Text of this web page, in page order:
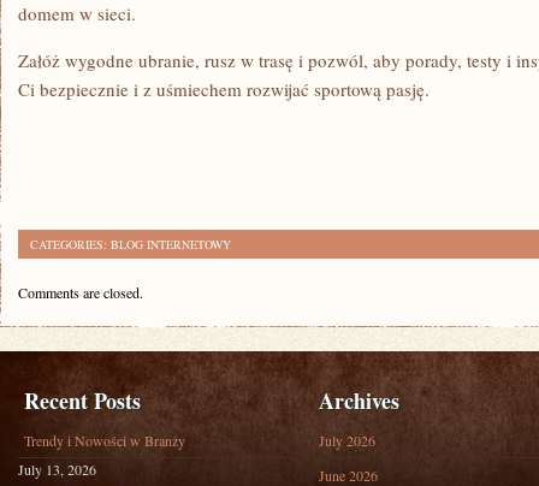
domem w sieci.
Załóż wygodne ubranie, rusz w trasę i pozwól, aby porady, testy i
Ci bezpiecznie i z uśmiechem rozwijać sportową pasję.
CATEGORIES: BLOG INTERNETOWY
Comments are closed.
Recent Posts
Trendy i Nowości w Branży
July 13, 2026
Archives
July 2026
June 2026